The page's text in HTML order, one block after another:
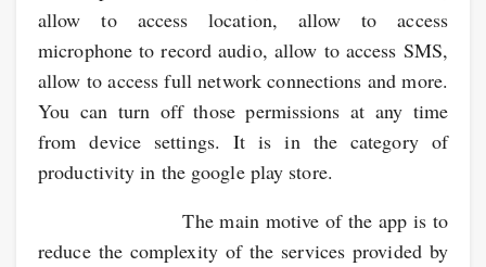
allow to access location, allow to access
microphone to record audio, allow to access SMS,
allow to access full network connections and more.
You can turn off those permissions at any time
from device settings. It is in the category of
productivity in the google play store.
The main motive of the app is to
reduce the complexity of the services provided by